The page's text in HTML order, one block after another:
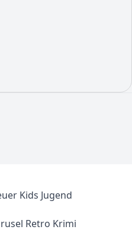
Kids Jugend
Retro Krimi